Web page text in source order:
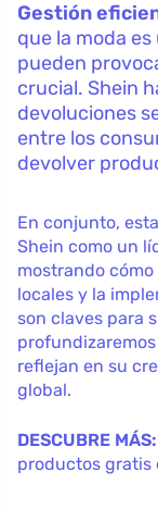
Gestión
que la moda
pueden
crucial. Shein
devoluciones
entre los
devolver
En conjunto,
Shein como un
mostrando
locales y la
son claves para
reflejan en su
global.
DESCUBRE MÁS:
productos gratis